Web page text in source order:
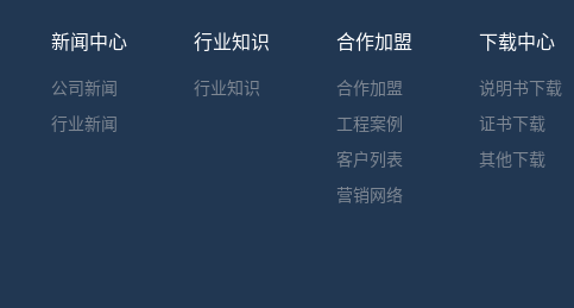
新闻中心
公司新闻
行业新闻
行业知识
行业知识
合作加盟
合作加盟
工程案例
客户列表
营销网络
下载中心
说明书下载
证书下载
其他下载